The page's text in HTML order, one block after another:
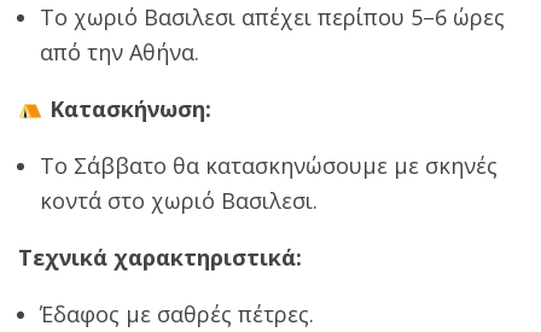
Το χωριό Βασιλεσι απέχει περίπου 5–6 ώρες
από την Αθήνα.
Κατασκήνωση:
Το Σάββατο θα κατασκηνώσουμε με σκηνές
κοντά στο χωριό Βασιλεσι.
Τεχνικά χαρακτηριστικά:
Έδαφος με σαθρές πέτρες.